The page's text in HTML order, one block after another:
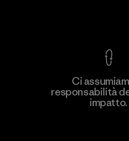
Ci
responsabilità
impatto.